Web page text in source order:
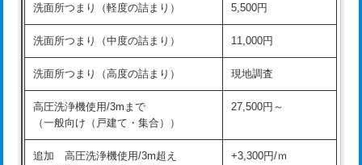
モルタル補修（厚さ10㎝超え） 38,500円
洗面台設置 38,500円
バスタブ設置 現場見積
追加人工 16,500円
廃棄・処分 現場見積
持込商品取付（混合水栓） 16,500円
持込商品取付（浄水器・分岐水栓） 16,500円
給水管工事※（ホール加工) 16,500円
給水管工事※（バンド止め)
給水管工事※（支持金具設置) 5,500円
洗面所つまり（軽度の詰まり） 5,500円
洗面所つまり（中度の詰まり） 11,000円
洗面所つまり（高度の詰まり） 現地調査
高圧洗浄機使用/3mまで
（一般向け（戸建て・集合））
27,500円～
追加 高圧洗浄機使用/3m超え
+3,300円/ｍ